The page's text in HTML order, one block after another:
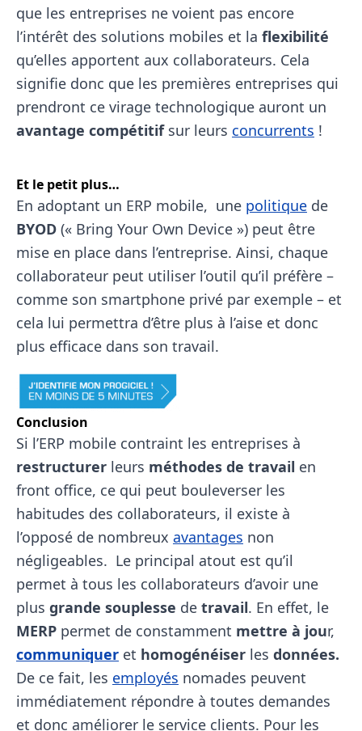
que les entreprises ne voient pas encore
l’intérêt des solutions mobiles et la flexibilité
qu’elles apportent aux collaborateurs. Cela
signifie donc que les premières entreprises qui
prendront ce virage technologique auront un
avantage compétitifsur leurs concurrents !
Et le petit plus…
En adoptant un ERP mobile, une politique de
BYOD (« Bring Your Own Device ») peut être
mise en place dans l’entreprise. Ainsi, chaque
collaborateur peut utiliser l’outil qu’il préfère –
comme son smartphone privé par exemple – et
cela lui permettra d’être plus à l’aise et donc
plus efficace dans son travail.
Conclusion
Si l’ERP mobile contraint les entreprises à
restructurer leurs méthodes de travail en
front office, ce qui peut bouleverser les
habitudes des collaborateurs, il existe à
l’opposé de nombreux avantages non
négligeables. Le principal atout est qu’il
permet à tous les collaborateurs d’avoir une
plus grande souplesse de travail. En effet, le
MERP permet de constamment mettre à jour,
communiquer et homogénéiser les données.
De ce fait, les employés nomades peuvent
immédiatement répondre à toutes demandes
et donc améliorer le service clients. Pour les